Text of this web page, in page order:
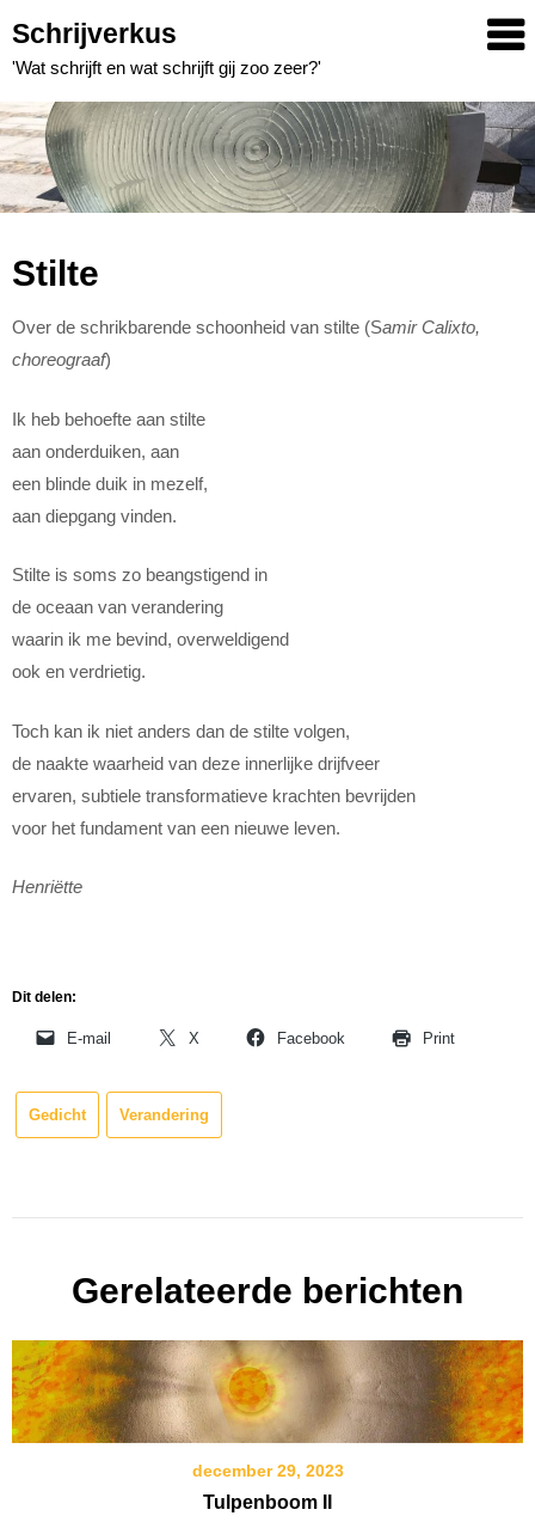
to
content
Schrijverkus
'Wat schrijft en wat schrijft gij zoo zeer?'
Stilte
Over de schrikbarende schoonheid van stilte (Samir Calixto,
choreograaf)
Ik heb behoefte aan stilte
aan onderduiken, aan
een blinde duik in mezelf,
aan diepgang vinden.
Stilte is soms zo beangstigend in
de oceaan van verandering
waarin ik me bevind, overweldigend
ook en verdrietig.
Toch kan ik niet anders dan de stilte volgen,
de naakte waarheid van deze innerlijke drijfveer
ervaren, subtiele transformatieve krachten bevrijden
voor het fundament van een nieuwe leven.
Henriëtte
Dit delen:
E-mail X Facebook Print
Gedicht Verandering
Gerelateerde berichten
december 29, 2023
Tulpenboom II